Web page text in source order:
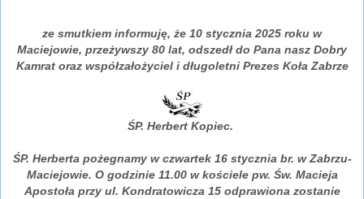
ze smutkiem informuję, że 10 stycznia 2025 roku w
Maciejowie, przeżywszy 80 lat, odszedł do Pana nasz Dobry
Kamrat oraz współzałożyciel i długoletni Prezes Koła Zabrze
ŚP. Herbert Kopiec.
ŚP. Herberta pożegnamy w czwartek 16 stycznia br. w Zabrzu-
Maciejowie. O godzinie 11.00 w kościele pw. Św. Macieja
Apostoła przy ul. Kondratowicza 15 odprawiona zostanie